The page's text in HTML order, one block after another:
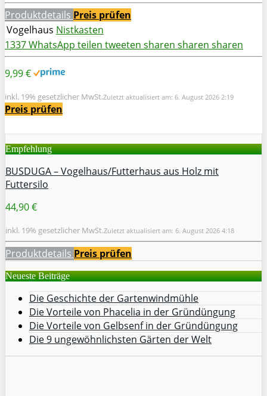
Produktdetails Preis prüfen
Vogelhaus Nistkasten
1337WhatsApp teilen tweeten sharen sharen sharen
9,99 €
inkl. 19% gesetzlicher MwSt.Zuletzt aktualisiert am: 6. August 2026 2:19
Preis prüfen
Empfehlung
BUSDUGA – Vogelhaus/Futterhaus aus Holz mit
Futtersilo
44,90 €
inkl. 19% gesetzlicher MwSt.Zuletzt aktualisiert am: 6. August 2026 4:18
Produktdetails Preis prüfen
Neueste Beiträge
Die Geschichte der Gartenwindmühle
Die Vorteile von Phacelia in der Gründüngung
Die Vorteile von Gelbsenf in der Gründüngung
Die 9 ungewöhnlichsten Gärten der Welt